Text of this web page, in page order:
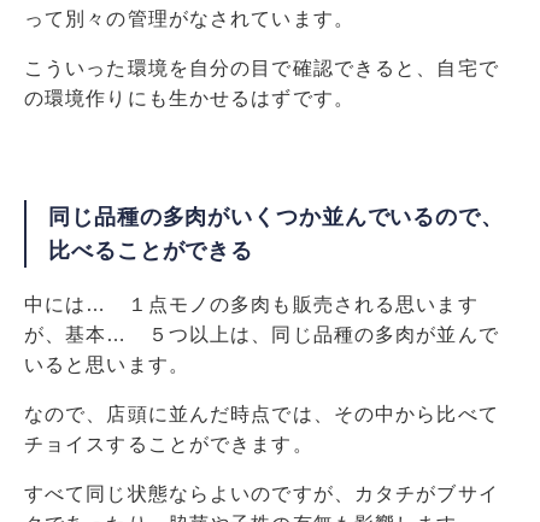
って別々の管理がなされています。
こういった環境を自分の目で確認できると、自宅で
の環境作りにも生かせるはずです。
同じ品種の多肉がいくつか並んでいるので、
比べることができる
中には… １点モノの多肉も販売される思います
が、基本… ５つ以上は、同じ品種の多肉が並んで
いると思います。
なので、店頭に並んだ時点では、その中から比べて
チョイスすることができます。
すべて同じ状態ならよいのですが、カタチがブサイ